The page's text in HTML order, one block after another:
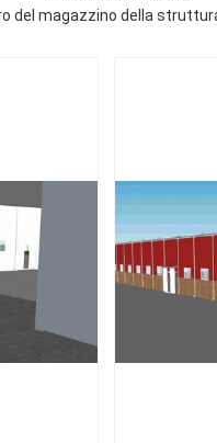
del magazzino della